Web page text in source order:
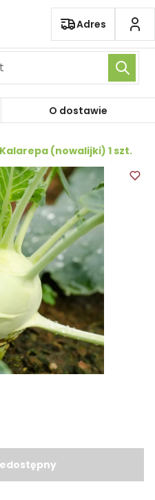
Adres
O dostawie
Kalarepa (nowalijki) 1 szt.